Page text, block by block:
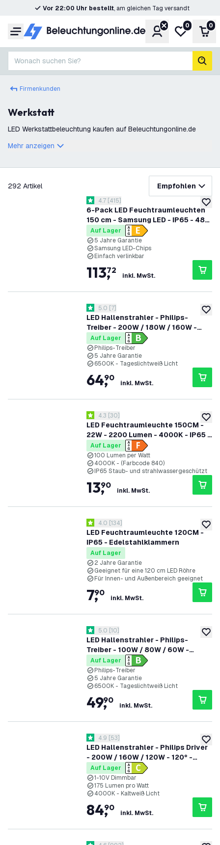
Vor 22:00 Uhr bestellt, am gleichen Tag versandt
Menü KontoMeine
0 0
Wonach suchen Sie?
Firmenkunden
Werkstatt
LED Werkstattbeleuchtung kaufen auf Beleuchtungonline.de
Mehr anzeigen
292 Artikel Empfohlen
zur
6-Pack LED Feuchtraumleuchten
150 cm - Samsung LED - IP65 - 48W
- 130 lm/W - 6500K - Verlinkbar - 5
Jahre Garantie
Bewertungsbereich öffnen
4.7 Bewertungssterne
4.7 [415]
Auf Lager
5 Jahre Garantie
Samsung LED-Chips
Einfach verlinkbar
113,
72
inkl. MwSt.
zur
LED Hallenstrahler - Philips-
Treiber - 200W / 180W / 160W -
185lm/W - 6500K - IP65 - Dimmbar
- 90° - 5 Jahre Garantie
Bewertungsbereich öffnen
5 Bewertungssterne
5.0 [7]
Auf Lager
Philips-Treiber
5 Jahre Garantie
6500K - Tageslichtweiß Licht
64,
90
inkl. MwSt.
zur
LED Feuchtraumleuchte 150CM -
22W - 2200 Lumen - 4000K - IP65 -
Inkl. LED Röhre
Bewertungsbereich öffnen
4.3 Bewertungssterne
4.3 [30]
Auf Lager
100 Lumen per Watt
4000K - (Farbcode 840)
IP65 Staub- und strahlwassergeschützt
13,
90
inkl. MwSt.
zur
LED Feuchtraumleuchte 120CM -
IP65 - Edelstahlklammern
Bewertungsbereich öffnen
4 Bewertungssterne
4.0 [134]
Auf Lager
2 Jahre Garantie
Geeignet für eine 120 cm LED Röhre
Für Innen- und Außenbereich geeignet
7,
90
inkl. MwSt.
zur
LED Hallenstrahler - Philips-
Treiber - 100W / 80W / 60W -
185lm/W - 6500K - IP65 - Dimmbar
- 90° - 5 Jahre Garantie
Bewertungsbereich öffnen
5 Bewertungssterne
5.0 [10]
Auf Lager
Philips-Treiber
5 Jahre Garantie
6500K - Tageslichtweiß Licht
49,
90
inkl. MwSt.
zur
LED Hallenstrahler - Philips Driver
- 200W / 160W / 120W - 120° -
175lm/W - 4000K - IP65 - Dimmbar
- 5 Jahre Garantie - GS-geprüft
Bewertungsbereich öffnen
4.9 Bewertungssterne
4.9 [53]
Auf Lager
1-10V Dimmbar
175 Lumen pro Watt
4000K - Kaltweiß Licht
84,
90
inkl. MwSt.
Filter